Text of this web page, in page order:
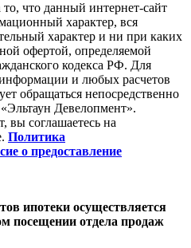
что данный интернет-сайт
характер, вся
характер и ни при каких
офертой, определяемой
кодекса РФ. Для
и любых расчетов
обращаться непосредственно
Девелопмент».
вы соглашаетесь на
Политика
о предоставление
ипотеки осуществляется
посещении отдела продаж